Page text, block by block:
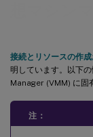
接続とリソースの作
明しています。以下
Manager (VMM) に固
注：